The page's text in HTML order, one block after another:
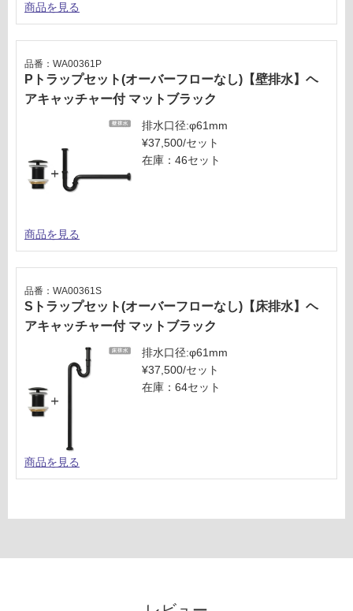
商品を見る
Pトラップセット(オーバーフローなし)【壁排水】ヘ
アキャッチャー付 マットブラック
品番：WA00361P
排水口径:φ61mm
¥37,500/セット
在庫：46セット
商品を見る
Sトラップセット(オーバーフローなし)【床排水】ヘ
アキャッチャー付 マットブラック
品番：WA00361S
排水口径:φ61mm
¥37,500/セット
在庫：64セット
商品を見る